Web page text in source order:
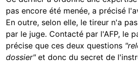
pas encore été menée, a précisé
En outre, selon elle, le tireur n'a
par le juge. Contacté par l'AFP, le
précise que ces deux questions
dossier" et donc du secret de